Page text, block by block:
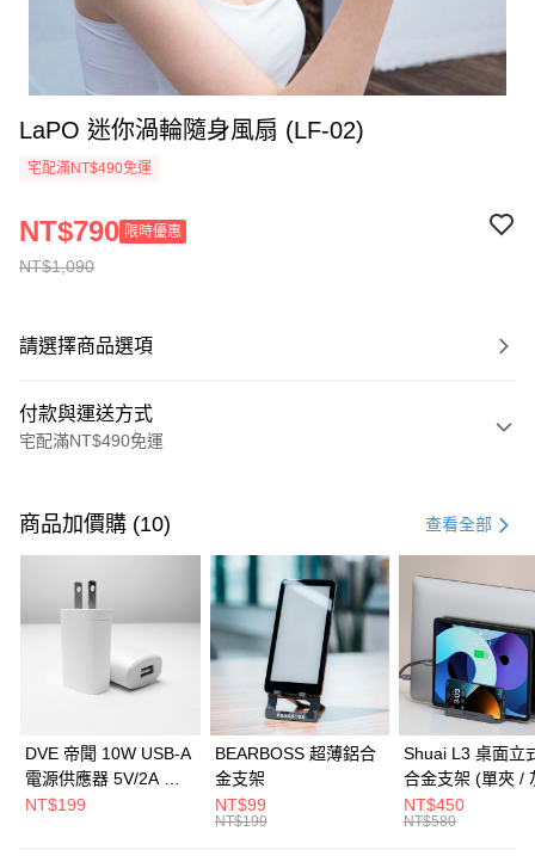
LaPO 迷你渦輪隨身風扇 (LF-02)
宅配滿NT$490免運
NT$1,090
NT$790 限時優惠
請選擇商品選項
付款與運送方式
宅配滿NT$490免運
信用卡一次付款
3 期 0 利率 每期 NT$363
第一商業銀行
華南商業銀行
彰化商業銀行
上海商業儲蓄銀行
台北富邦商業銀行
兆豐國際商業銀行
臺灣中小企業銀行
台中商業銀行
匯豐（台灣）商業銀行
華泰商業銀行
聯邦商業銀行
元大商業銀行
NT$181 21家銀行
合作金庫商業銀行
第一商業銀行
彰化商業銀行
台北富邦商業銀行
國泰世華商業銀行
兆豐國際商業銀行
臺灣中小企業銀行
匯豐（台灣）商業銀行
街口支付
悠遊付
商品加價購 (10) 查看全部
DVE 帝聞 10W USB-A
電源供應器 5V/2A 充
電頭 (適用閱讀器、小
NT$199
BEARBOSS 超薄鋁合
金支架
NT$99
NT$199
Shuai L3 桌面立
合金支架 (單夾 /
NT$450
NT$580